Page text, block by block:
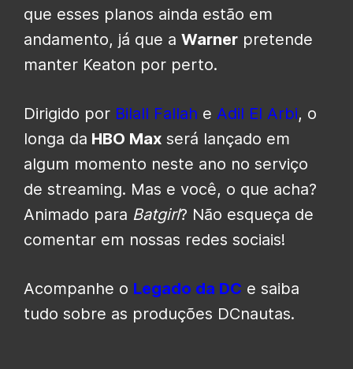
que esses planos ainda estão em
andamento, já que a Warner pretende
manter Keaton por perto.
Dirigido por Bilall Fallah e Adil El Arbi, o
longa da HBO Max será lançado em
algum momento neste ano no serviço
de streaming. Mas e você, o que acha?
Animado para Batgirl? Não esqueça de
comentar em nossas redes sociais!
Acompanhe o Legado da DC e saiba
tudo sobre as produções DCnautas.